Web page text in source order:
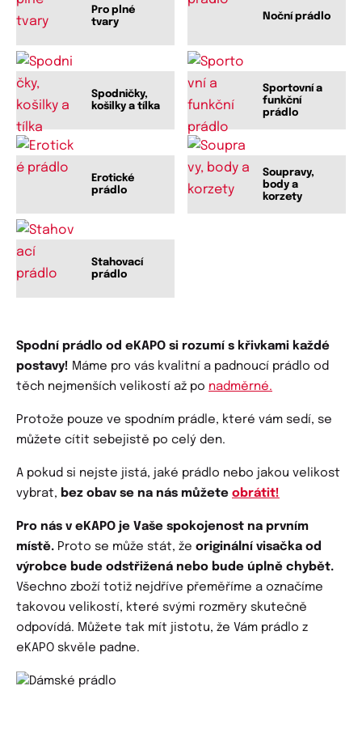
Pro plné
tvary
Noční prádlo
Spodničky,
košilky a tílka
Sportovní a
funkční
prádlo
Erotické
prádlo
Soupravy,
body a
korzety
Stahovací
prádlo
Spodní prádlo od eKAPO si rozumí s křivkami každé
postavy! Máme pro vás kvalitní a padnoucí prádlo od
těch nejmenších velikostí až po nadměrné.
Protože pouze ve spodním prádle, které vám sedí, se
můžete cítit sebejistě po celý den.
A pokud si nejste jistá, jaké prádlo nebo jakou velikost
vybrat, bez obav se na nás můžete obrátit!
Pro nás v eKAPO je Vaše spokojenost na prvním
místě. Proto se může stát, že originální visačka od
výrobce bude odstřižená nebo bude úplně chybět.
Všechno zboží totiž nejdříve přeměříme a označíme
takovou velikostí, které svými rozměry skutečně
odpovídá. Můžete tak mít jistotu, že Vám prádlo z
eKAPO skvěle padne.